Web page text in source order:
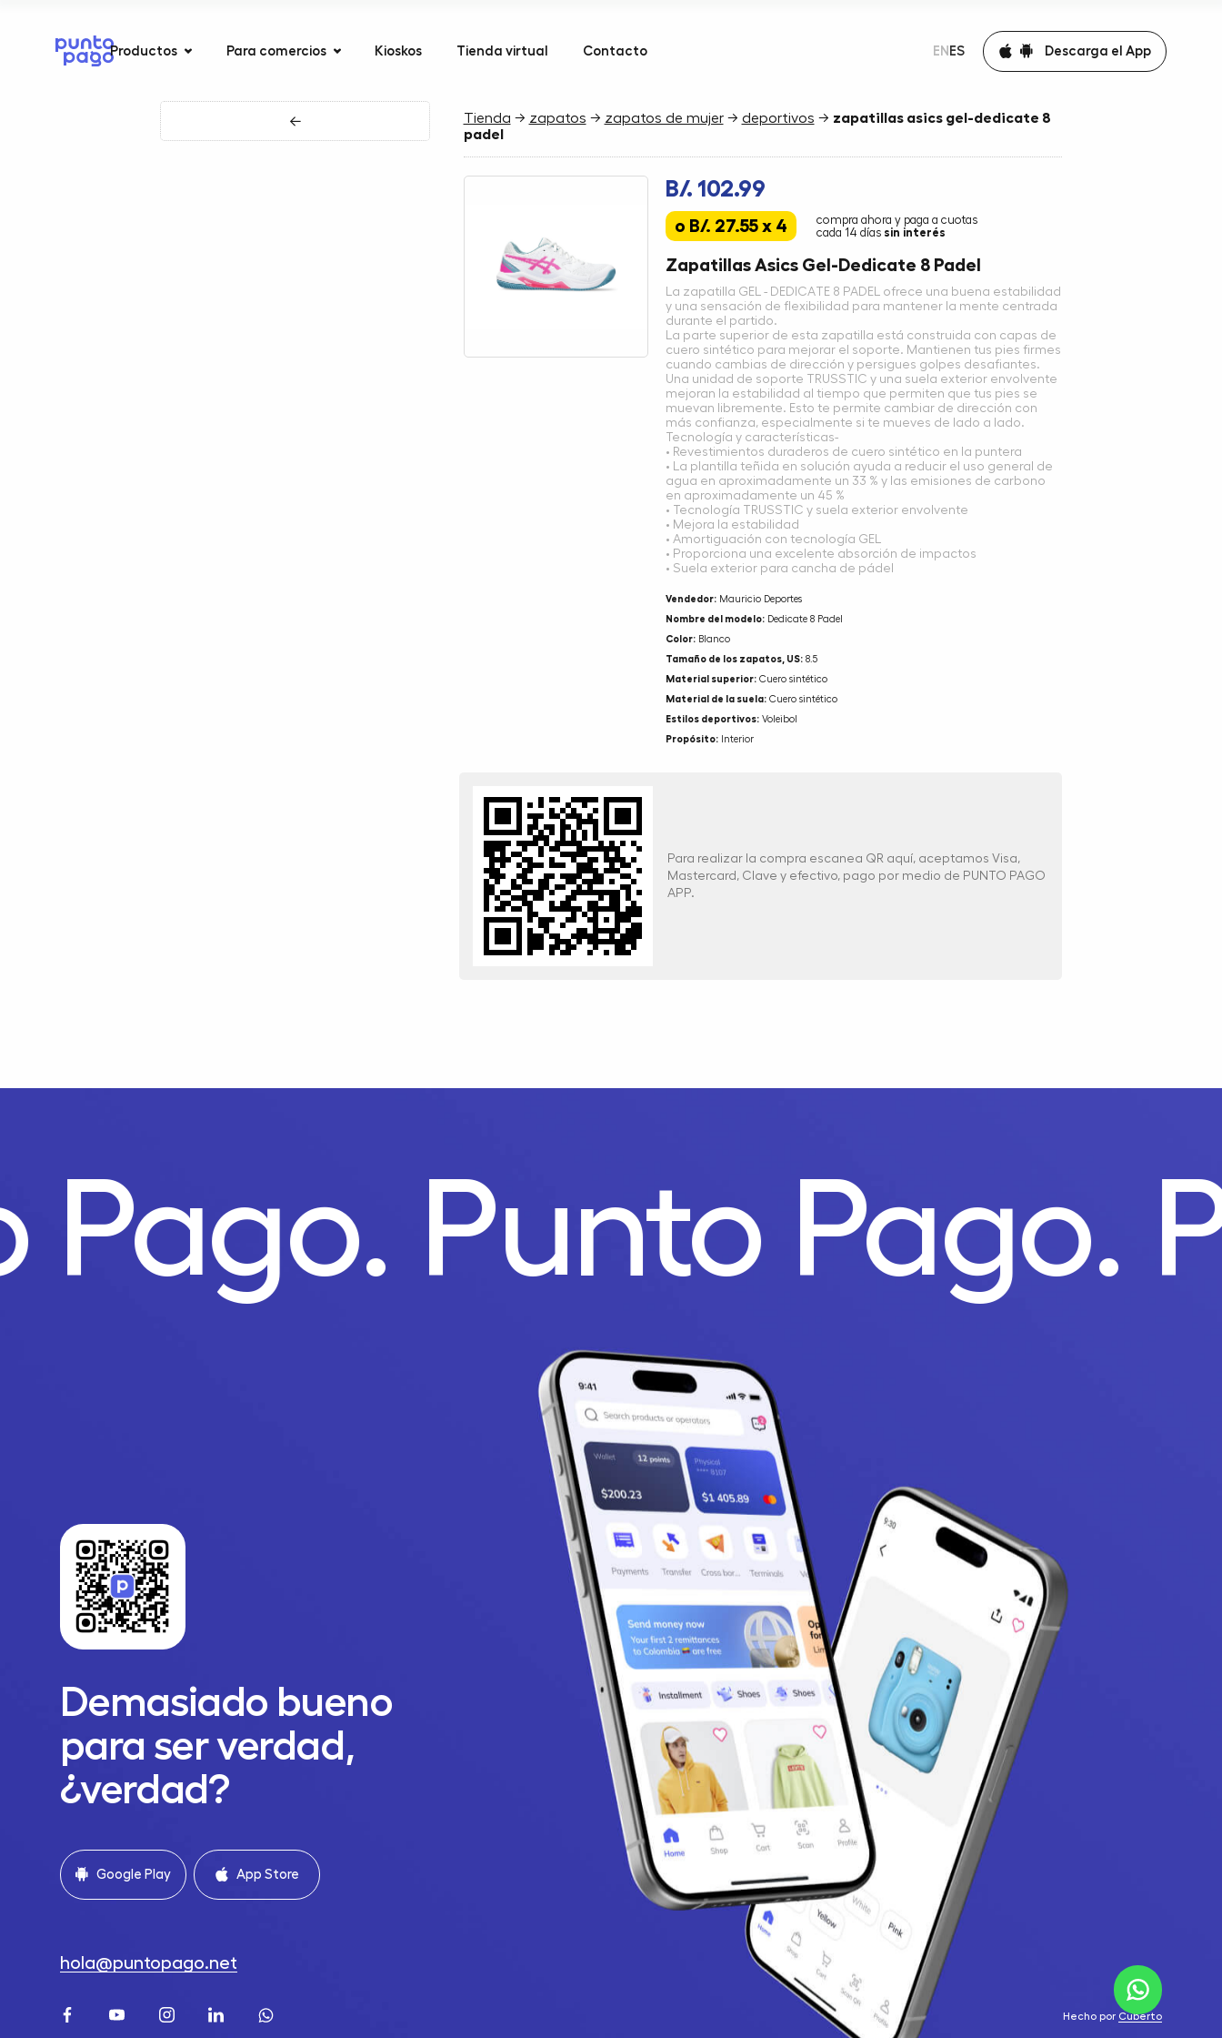
Productos Para comercios Kioskos Tienda virtual Contacto EN ES Descarga el App
← Tienda → zapatos → zapatos de mujer→ deportivos → zapatillas asics gel-dedicate 8
padel
B/. 102.99
o B/. 27.55 x 4
compra ahora y paga a cuotas
cada 14 días sin interés
Zapatillas Asics Gel-Dedicate 8 Padel
La zapatilla GEL - DEDICATE 8 PADEL ofrece una buena estabilidad
y una sensación de flexibilidad para mantener la mente centrada
durante el partido.
La parte superior de esta zapatilla está construida con capas de
cuero sintético para mejorar el soporte. Mantienen tus pies firmes
cuando cambias de dirección y persigues golpes desafiantes.
Una unidad de soporte TRUSSTIC y una suela exterior envolvente
mejoran la estabilidad al tiempo que permiten que tus pies se
muevan libremente. Esto te permite cambiar de dirección con
más confianza, especialmente si te mueves de lado a lado.
Tecnología y características-
• Revestimientos duraderos de cuero sintético en la puntera
• La plantilla teñida en solución ayuda a reducir el uso general de
agua en aproximadamente un 33 % y las emisiones de carbono
en aproximadamente un 45 %
• Tecnología TRUSSTIC y suela exterior envolvente
• Mejora la estabilidad
• Amortiguación con tecnología GEL
• Proporciona una excelente absorción de impactos
• Suela exterior para cancha de pádel
Vendedor:Mauricio Deportes
Nombre del modelo:Dedicate 8 Padel
Color:Blanco
Tamaño de los zapatos, US:8.5
Material superior:Cuero sintético
Material de la suela:Cuero sintético
Estilos deportivos:Voleibol
Propósito:Interior
Para realizar la compra escanea QR aquí, aceptamos Visa,
Mastercard, Clave y efectivo, pago por medio de PUNTO PAGO
APP.
Pago. Punto Pago.
Demasiado bueno
para ser verdad,
¿verdad?
Google Play App Store
hola@puntopago.net
Hecho por Cuberto